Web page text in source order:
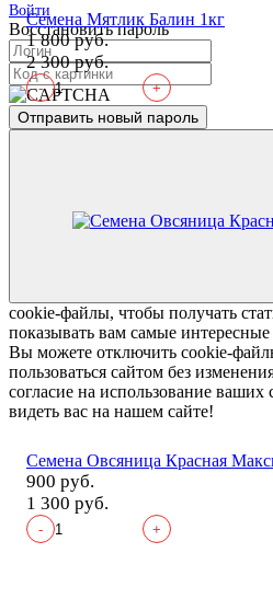
Семена Мятлик Балин 1кг
1 800 руб.
2 300 руб.
- +
Семена Овсяница Красная
900 руб.
1 300 руб.
- +
Войти
Восстановить пароль
Отправить новый пароль
cookie-файлы, чтобы получать
показывать вам самые
Вы можете отключить cookie-
пользоваться сайтом без
согласие на использование
видеть вас на нашем сайте!